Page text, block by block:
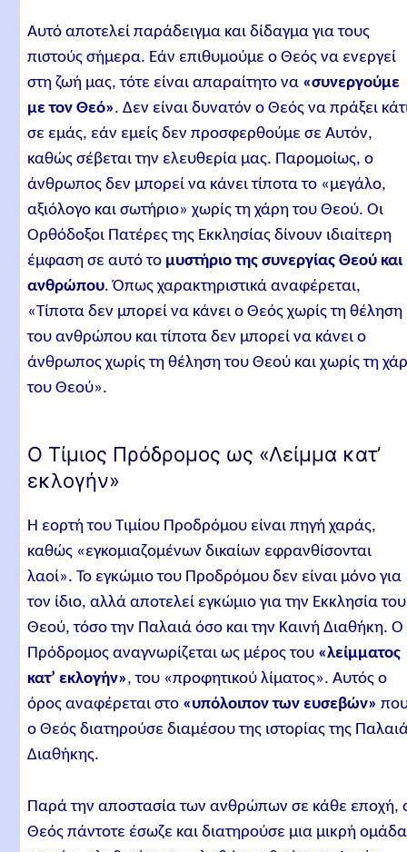
Αυτό αποτελεί παράδειγμα και δίδαγμα για τους
πιστούς σήμερα. Εάν επιθυμούμε ο Θεός να ενεργεί
στη ζωή μας, τότε είναι απαραίτητο να «συνεργούμε
με τον Θεό». Δεν είναι δυνατόν ο Θεός να πράξει
σε εμάς, εάν εμείς δεν προσφερθούμε σε Αυτόν,
καθώς σέβεται την ελευθερία μας. Παρομοίως, ο
άνθρωπος δεν μπορεί να κάνει τίποτα το «μεγάλο,
αξιόλογο και σωτήριο» χωρίς τη χάρη του Θεού. Οι
Ορθόδοξοι Πατέρες της Εκκλησίας δίνουν ιδιαίτερη
έμφαση σε αυτό το μυστήριο της συνεργίας Θεού και
ανθρώπου. Όπως χαρακτηριστικά αναφέρεται,
«Τίποτα δεν μπορεί να κάνει ο Θεός χωρίς τη θέληση
του ανθρώπου και τίποτα δεν μπορεί να κάνει ο
άνθρωπος χωρίς τη θέληση του Θεού και χωρίς τη
του Θεού».
Ο Τίμιος Πρόδρομος ως «Λείμμα κατ’
εκλογήν»
Η εορτή του Τιμίου Προδρόμου είναι πηγή χαράς,
καθώς «εγκομιαζομένων δικαίων εφρανθίσονται
λαοί». Το εγκώμιο του Προδρόμου δεν είναι μόνο για
τον ίδιο, αλλά αποτελεί εγκώμιο για την Εκκλησία του
Θεού, τόσο την Παλαιά όσο και την Καινή Διαθήκη. Ο
Πρόδρομος αναγνωρίζεται ως μέρος του «λείμματος
κατ’ εκλογήν», του «προφητικού λίματος». Αυτός ο
όρος αναφέρεται στο «υπόλοιπον των ευσεβών»
ο Θεός διατηρούσε διαμέσου της ιστορίας της
Διαθήκης.
Παρά την αποστασία των ανθρώπων σε κάθε εποχή,
Θεός πάντοτε έσωζε και διατηρούσε μια μικρή ομάδα